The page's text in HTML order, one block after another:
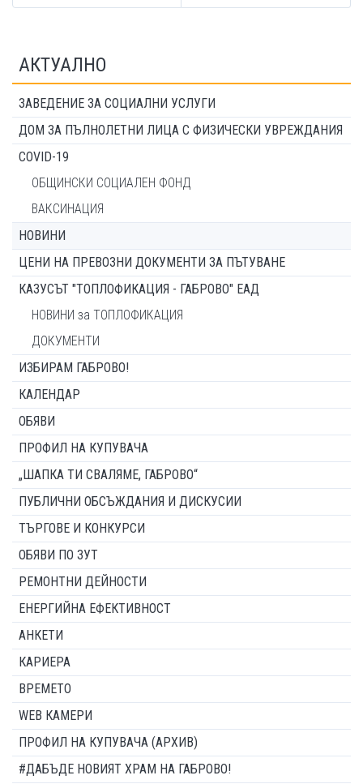
АКТУАЛНО
ЗАВЕДЕНИЕ ЗА СОЦИАЛНИ УСЛУГИ
ДОМ ЗА ПЪЛНОЛЕТНИ ЛИЦА С ФИЗИЧЕСКИ УВРЕЖДАНИЯ
COVID-19
ОБЩИНСКИ СОЦИАЛЕН ФОНД
ВАКСИНАЦИЯ
НОВИНИ
ЦЕНИ НА ПРЕВОЗНИ ДОКУМЕНТИ ЗА ПЪТУВАНЕ
КАЗУСЪТ "ТОПЛОФИКАЦИЯ - ГАБРОВО" ЕАД
НОВИНИ за ТОПЛОФИКАЦИЯ
ДОКУМЕНТИ
ИЗБИРАМ ГАБРОВО!
КАЛЕНДАР
ОБЯВИ
ПРОФИЛ НА КУПУВАЧА
„ШАПКА ТИ СВАЛЯМЕ, ГАБРОВО“
ПУБЛИЧНИ ОБСЪЖДАНИЯ И ДИСКУСИИ
ТЪРГОВЕ И КОНКУРСИ
ОБЯВИ ПО ЗУТ
РЕМОНТНИ ДЕЙНОСТИ
ЕНЕРГИЙНА ЕФЕКТИВНОСТ
АНКЕТИ
КАРИЕРА
ВРЕМЕТО
WEB КАМЕРИ
ПРОФИЛ НА КУПУВАЧА (АРХИВ)
#ДАБЪДЕ НОВИЯТ ХРАМ НА ГАБРОВО!